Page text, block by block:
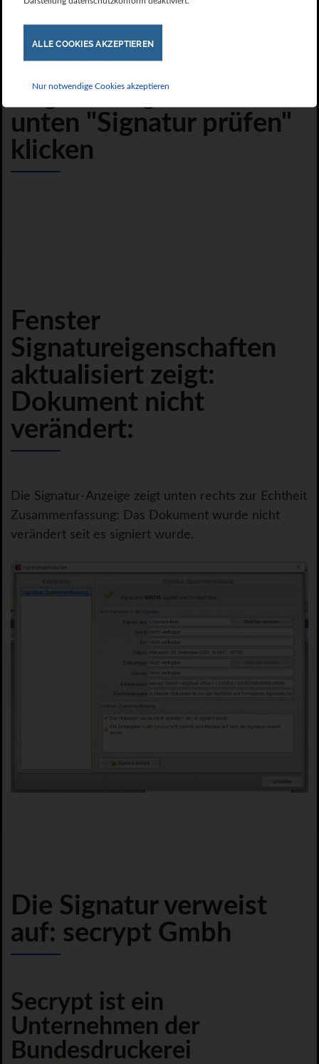
Im Fenster
"Signatureigenschaften"
unten "Signatur prüfen"
klicken
Fenster
Signatureigenschaften
aktualisiert zeigt:
Dokument nicht
verändert:
Die Signatur-Anzeige zeigt unten rechts zur Echtheit
Zusammenfassung: Das Dokument wurde nicht
verändert seit es signiert wurde.
Die Signatur verweist
auf: secrypt Gmbh
Secrypt ist ein
Unternehmen der
Bundesdruckerei
ALLE COOKIES AKZEPTIEREN
Nur notwendige Cookies akzeptieren